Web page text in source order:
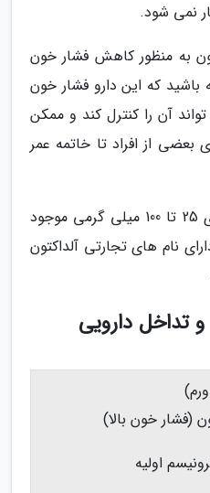
نمی شود.
به منظور کاهش فشار خون
باشید که این دارو فشار خون
آن را کنترل کند و ممکن
بعضی از افراد تا خاتمه عمر
این دارو به صورت قرص های 25 تا 100 میلی گرمی موجود
نام های تجارتی آلداکتون
تداخل دارویی
(فشار خون بالا)
اولیه